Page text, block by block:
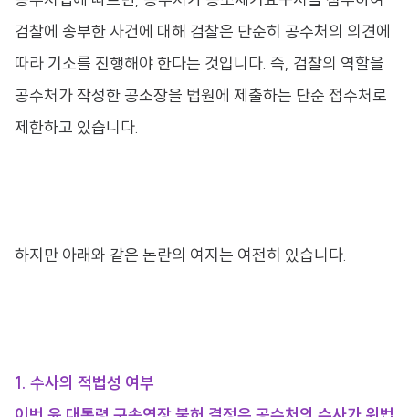
검찰에 송부한 사건에 대해 검찰은 단순히 공수처의 의견에
따라 기소를 진행해야 한다는 것입니다. 즉, 검찰의 역할을
공수처가 작성한 공소장을 법원에 제출하는 단순 접수처로
제한하고 있습니다.
하지만 아래와 같은 논란의 여지는 여전히 있습니다.
1. 수사의 적법성 여부